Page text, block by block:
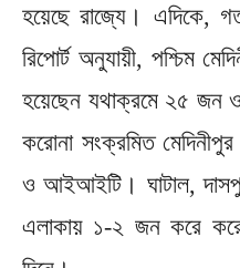
হয়েছে রাজ্যে। এদিকে,
রিপোর্ট অনুযায়ী, পশ্চিম
হয়েছেন যথাক্রমে ২৫ জন
করোনা সংক্রমিত
ও আইআইটি। ঘাটাল,
এলাকায় ১-২ জন করে